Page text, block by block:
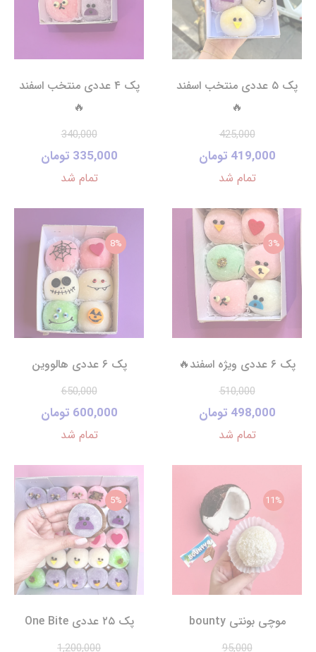
پک ۵ عددی منتخب اسفند
🔥
425,000
419,000 تومان
تمام شد
پک ۴ عددی منتخب اسفند
🔥
340,000
335,000 تومان
تمام شد
پک ۶ عددی ویژه اسفند🔥
510,000
498,000 تومان
3%
تمام شد
پک ۶ عددی هالووین
650,000
600,000 تومان
8%
تمام شد
موچی بونتی bounty
95,000
11%
پک ۲۵ عددی One Bite
1,200,000
5%